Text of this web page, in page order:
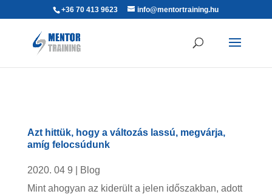
+36 70 413 9623 info@mentortraining.hu
Azt hittük, hogy a változás lassú, megvárja,
amíg felocsúdunk
2020. 04 9
Blog
Mint ahogyan az kiderült a jelen időszakban, adott